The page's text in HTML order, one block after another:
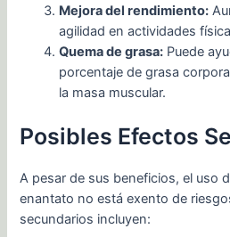
Mejora del rendimiento:
agilidad en actividades
Quema de grasa: Puede
porcentaje de grasa
la masa muscular.
Posibles Efectos
A pesar de sus beneficios, el uso
enantato no está exento de
secundarios incluyen: